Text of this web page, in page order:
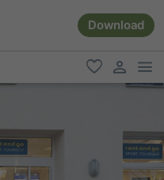
Download
favorit
user link